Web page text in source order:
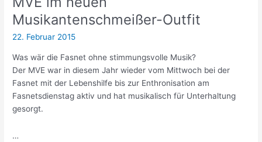
vorbei
Musikantenschmeißer-Outfit
22. Februar 2015
Was wär die Fasnet ohne stimmungsvolle Musik?
Der MVE war in diesem Jahr wieder vom Mittwoch bei der
Fasnet mit der Lebenshilfe bis zur Enthronisation am
Fasnetsdienstag aktiv und hat musikalisch für Unterhaltung
gesorgt.
…